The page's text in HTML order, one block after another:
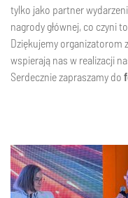
tylko jako partner
nagrody głównej, co czyni
Dziękujemy organizatorom
wspierają nas w realizacji
Serdecznie zapraszamy do